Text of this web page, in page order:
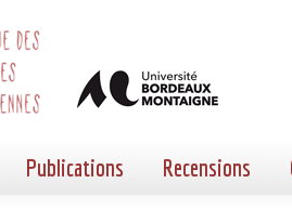
Publications Recensions